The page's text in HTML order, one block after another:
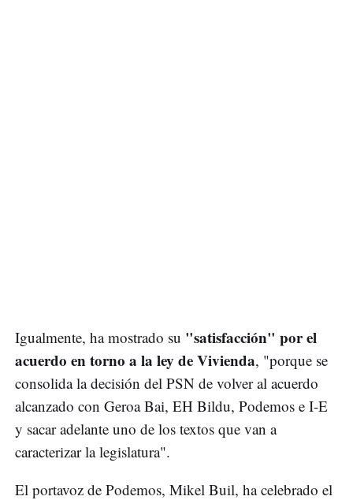
Igualmente, ha mostrado su "satisfacción" por el
acuerdo en torno a la ley de Vivienda, "porque se
consolida la decisión del PSN de volver al acuerdo
alcanzado con Geroa Bai, EH Bildu, Podemos e I-E
y sacar adelante uno de los textos que van a
caracterizar la legislatura".
El portavoz de Podemos, Mikel Buil, ha celebrado el